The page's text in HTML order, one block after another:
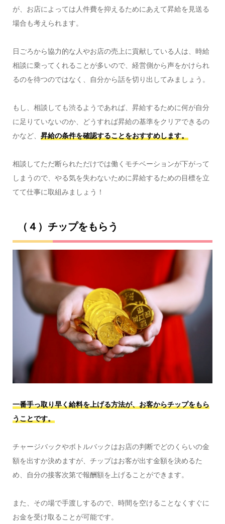
が、お店によっては人件費を抑えるためにあえて昇給を見送る
場合も考えられます。
日ごろから協力的な人やお店の売上に貢献している人は、時給
相談に乗ってくれることが多いので、経営側から声をかけられ
るのを待つのではなく、自分から話を切り出してみましょう。
もし、相談しても渋るようであれば、昇給するために何が自分
に足りていないのか、どうすれば昇給の基準をクリアできるの
かなど、 昇給の条件を確認することをおすすめします。
相談してただ断られただけでは働くモチベーションが下がって
しまうので、やる気を失わないために昇給するための目標を立
てて仕事に取組みましょう！
（４）チップをもらう
一番手っ取り早く給料を上げる方法が、お客からチップをもら
うことです。
チャージバックやボトルバックはお店の判断でどのくらいの金
額を出すか決めますが、チップはお客が出す金額を決めるた
め、自分の接客次第で報酬額を上げることができます。
また、その場で手渡しするので、時間を空けることなくすぐに
お金を受け取ることが可能です。